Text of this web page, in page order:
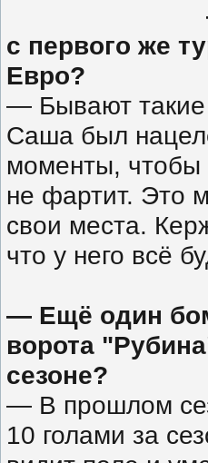
с первого же
Евро?
— Бывают такие
Саша был
моменты, чтобы
не фартит. Это
свои места.
что у него всё
— Ещё один
ворота
сезоне?
— В прошлом
10 голами за